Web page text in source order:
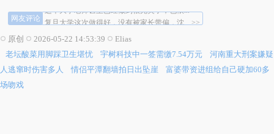
网友评论
复旦大学这次做得好，没有被家长带偏，沈... >>
这个大学老师甚至已经做到很完美了，也依... >>
复旦大学这次做得好，没有被家长带偏，沈... >>
这孩子父母才是霸凌孩子最大的那个... >>
原创 2026-05-22 14:53:39
Elias
老坛酸菜用脚踩卫生堪忧
宇树科技中一签需缴7.54万元
河南重大刑案嫌疑
人逃窜时伤害多人
情侣平潭翻墙拍日出坠崖
富婆带资进组给自己硬加60多
场吻戏